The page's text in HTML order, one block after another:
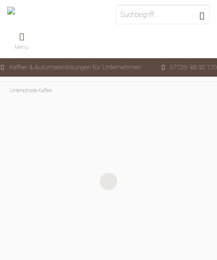
Kaffee- & Automatenlösungen für Unternehmen 07123- 88 92 170
Menü
Unterschiede Kaffee